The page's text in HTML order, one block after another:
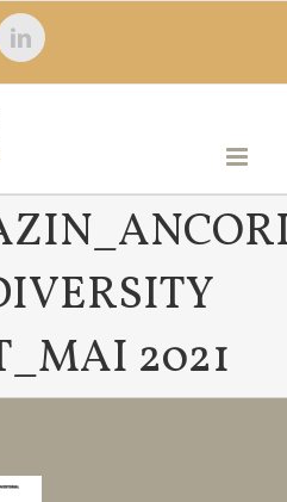
LinkedIn
2021